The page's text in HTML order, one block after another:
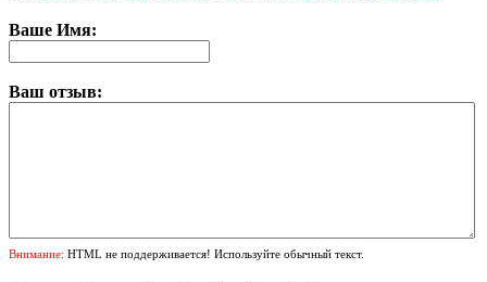
Ваше Имя:
Ваш отзыв:
Внимание: HTML не поддерживается! Используйте обычный текст.